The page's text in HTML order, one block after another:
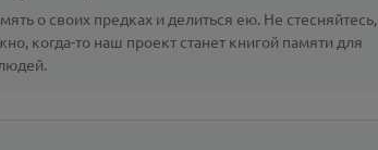
о своих предках и делиться ею. Не стесняйтесь,
когда-то наш проект станет книгой памяти для